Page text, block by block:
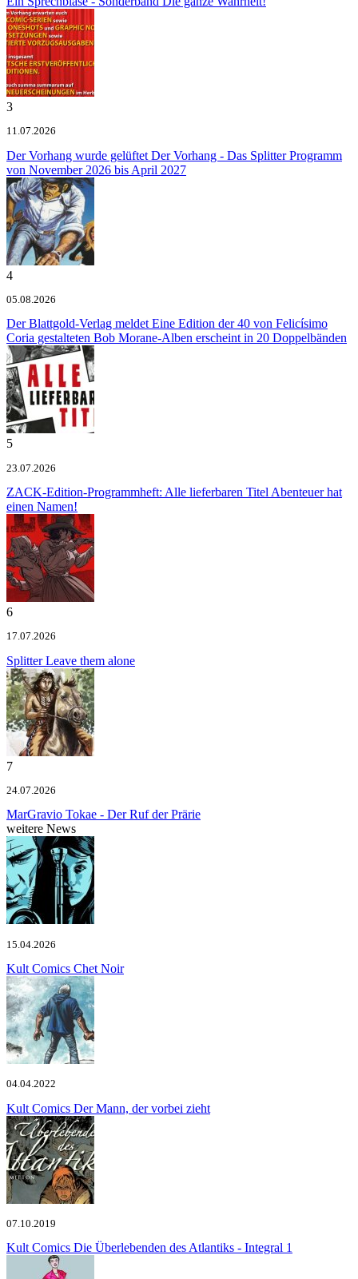
3
11.07.2026
Der Vorhang wurde gelüftet Der Vorhang - Das Splitter Programm
von November 2026 bis April 2027
4
05.08.2026
Der Blattgold-Verlag meldet Eine Edition der 40 von Felicísimo
Coria gestalteten Bob Morane-Alben erscheint in 20 Doppelbänden
5
23.07.2026
ZACK-Edition-Programmheft: Alle lieferbaren Titel Abenteuer hat
einen Namen!
6
17.07.2026
SplitterLeave them alone
7
24.07.2026
MarGravio Tokae - Der Ruf der Prärie
weitere News
15.04.2026
Kult Comics Chet Noir
04.04.2022
Kult Comics Der Mann, der vorbei zieht
07.10.2019
Kult Comics Die Überlebenden des Atlantiks - Integral 1